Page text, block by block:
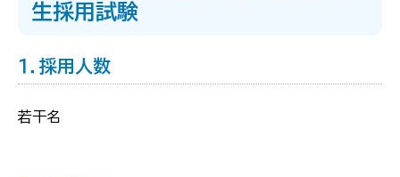
生採用試験
１．採用人数
若干名